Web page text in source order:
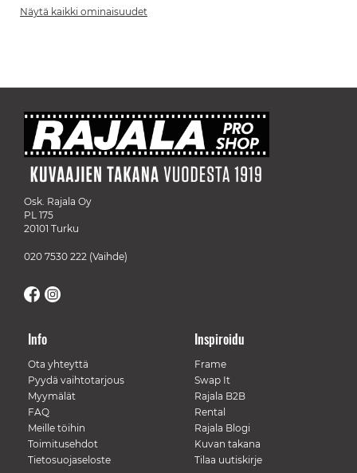
Näytä kaikki ominaisuudet
Osk. Rajala Oy
PL 175
20101 Turku
020 7530 222 (Vaihde)
Info
Ota yhteyttä
Pyydä vaihtotarjous
Myymälät
FAQ
Meille töihin
Toimitusehdot
Tietosuojaseloste
Inspiroidu
Frame
Swap It
Rajala B2B
Rental
Rajala Blogi
Kuvan takana
Tilaa uutiskirje